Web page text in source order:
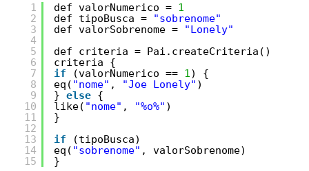
1
2
3
4
5
6
7
8
9
10
11
12
13
14
15
def valorNumerico = 1
def tipoBusca =
"sobrenome"
def valorSobrenome =
"Lonely"
def criteria = Pai.createCriteria()
criteria {
if
(valorNumerico == 1 ) {
eq( "nome" , "Joe Lonely" )
} else
{
like( "nome" , "%o%" )
}
if
(tipoBusca)
eq( "sobrenome" , valorSobrenome)
}